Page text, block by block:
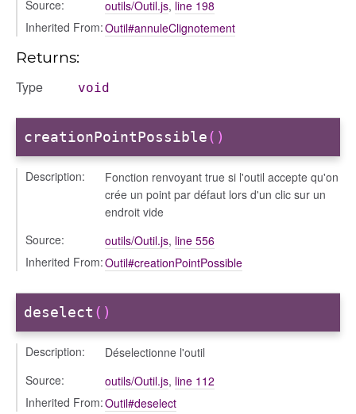
Source: outils/Outil.js, line 198
Inherited From:Outil#annuleClignotement
Returns:
Type void
creationPointPossible()
Description:
Fonction renvoyant true si l'outil accepte qu'on
crée un point par défaut lors d'un clic sur un
endroit vide
Source:
outils/Outil.js, line 556
Inherited From:Outil#creationPointPossible
deselect ()
Description:
Déselectionne l'outil
Source:
outils/Outil.js, line 112
Inherited From:Outil#deselect